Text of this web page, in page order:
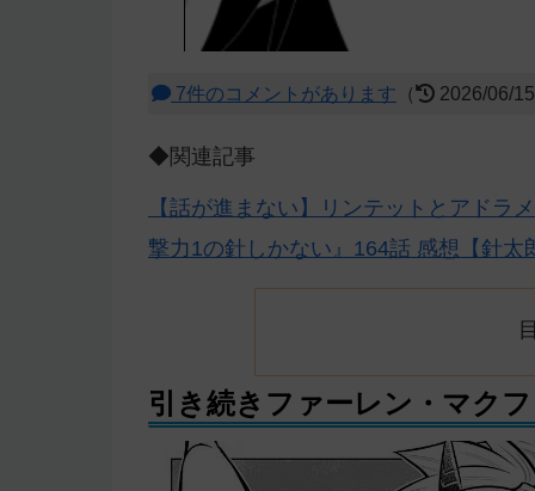
7件のコメントがあります （ 2026/06/
◆関連記事
【話が進まない】リンテットとアドラ
撃力1の針しかない』164話 感想【針太
引き続きファーレン・マク